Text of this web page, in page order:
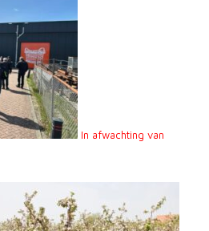
In afwachting van